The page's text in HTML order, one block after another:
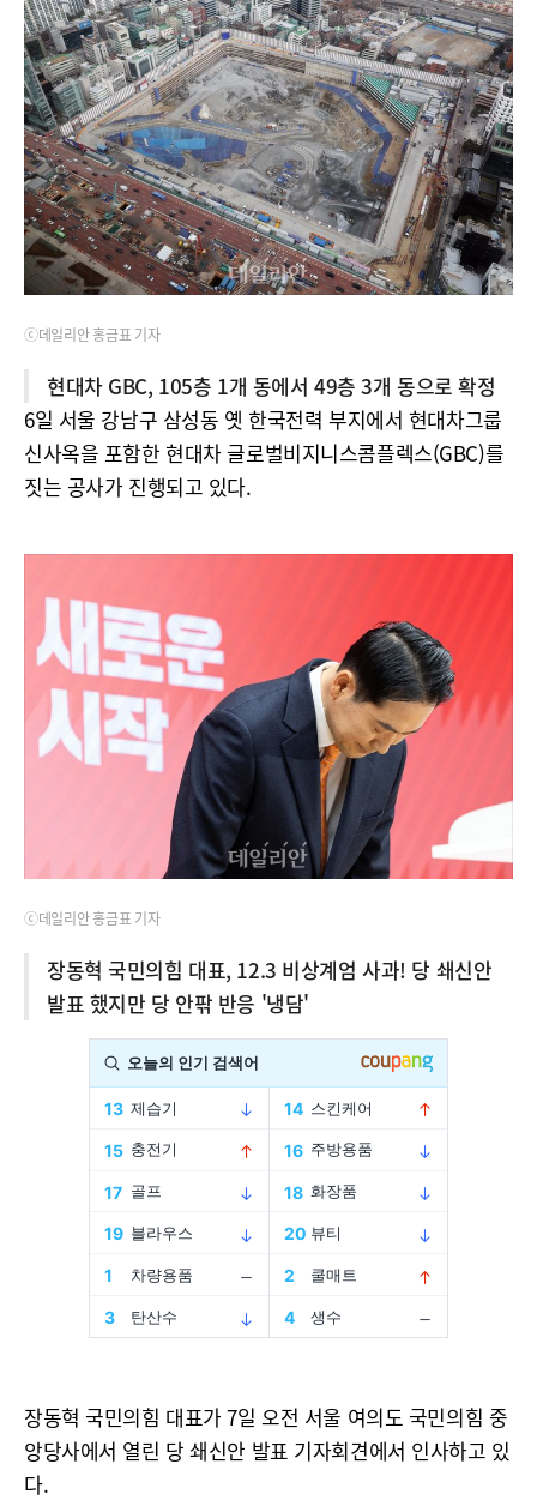
ⓒ데일리안 홍금표 기자
현대차 GBC, 105층 1개 동에서 49층 3개 동으로 확정
6일 서울 강남구 삼성동 옛 한국전력 부지에서 현대차그룹
신사옥을 포함한 현대차 글로벌비지니스콤플렉스(GBC)를
짓는 공사가 진행되고 있다.
ⓒ데일리안 홍금표 기자
장동혁 국민의힘 대표, 12.3 비상계엄 사과! 당 쇄신안
발표 했지만 당 안팎 반응 '냉담'
장동혁 국민의힘 대표가 7일 오전 서울 여의도 국민의힘 중
앙당사에서 열린 당 쇄신안 발표 기자회견에서 인사하고 있
다.